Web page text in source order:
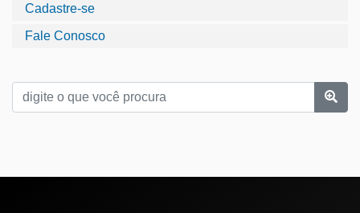
Cadastre-se
Fale Conosco